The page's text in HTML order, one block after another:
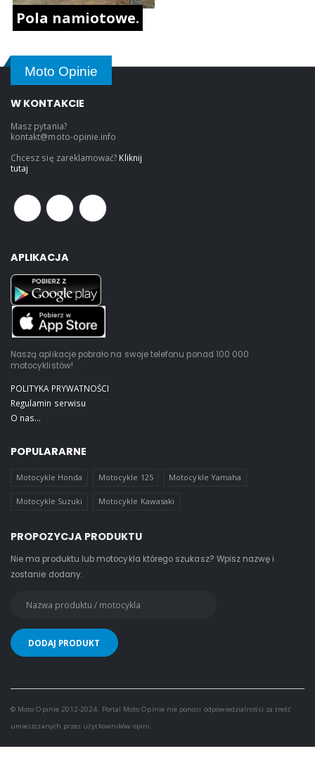
Pola namiotowe.
Moto Opinie
W KONTAKCIE
Masz pytania?
kontakt@moto-opinie.info
Chcesz się zareklamować? Kliknij
tutaj
APLIKACJA
Naszą aplikacje pobrało na swoje telefonu ponad 100 000
motocyklistów!
POLITYKA PRYWATNOŚCI
Regulamin serwisu
O nas...
POPULARARNE
Motocykle Honda Motocykle 125 Motocykle Yamaha
Motocykle Suzuki Motocykle Kawasaki
PROPOZYCJA PRODUKTU
Nie ma produktu lub motocykla którego szukasz? Wpisz nazwę i
zostanie dodany.
© Moto Opinie 2012-2024. Portal Moto Opinie nie ponosi odpowiedzialności za treść
umieszczanych przez użytkowników opini.